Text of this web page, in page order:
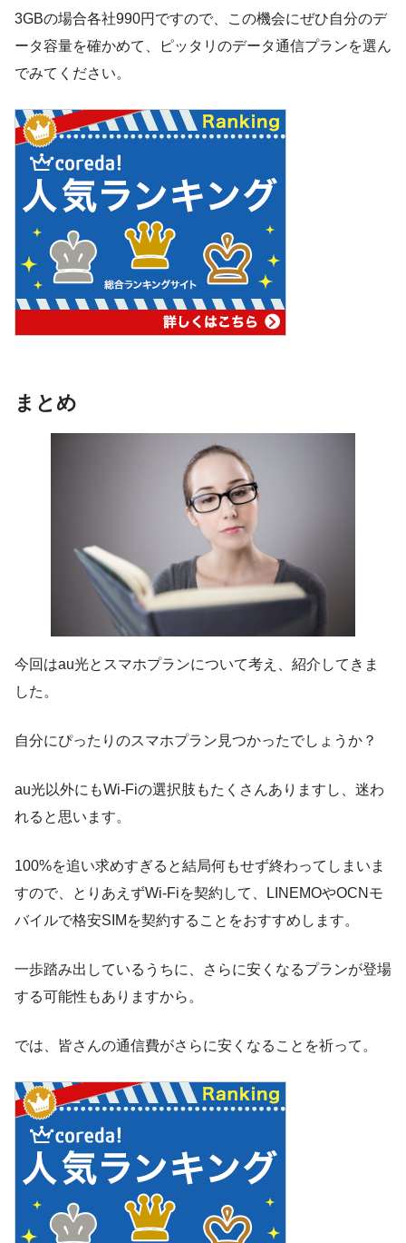
3GBの場合各社990円ですので、この機会にぜひ自分のデ
ータ容量を確かめて、ピッタリのデータ通信プランを選ん
でみてください。
まとめ
今回はau光とスマホプランについて考え、紹介してきま
した。
自分にぴったりのスマホプラン見つかったでしょうか？
au光以外にもWi-Fiの選択肢もたくさんありますし、迷わ
れると思います。
100%を追い求めすぎると結局何もせず終わってしまいま
すので、とりあえずWi-Fiを契約して、LINEMOやOCNモ
バイルで格安SIMを契約することをおすすめします。
一歩踏み出しているうちに、さらに安くなるプランが登場
する可能性もありますから。
では、皆さんの通信費がさらに安くなることを祈って。